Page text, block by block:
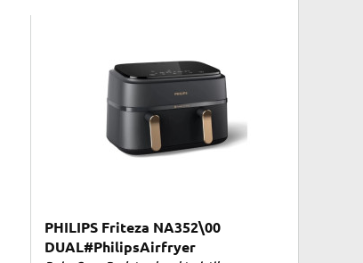
PHILIPS Friteza NA352\00
DUAL#PhilipsAirfryer